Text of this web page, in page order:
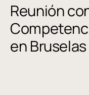
Reunión
en Bruselas